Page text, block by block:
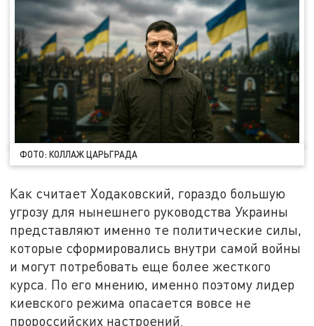
ФОТО: КОЛЛАЖ ЦАРЬГРАДА
Как считает Ходаковский, гораздо большую
угрозу для нынешнего руководства Украины
представляют именно те политические силы,
которые сформировались внутри самой войны
и могут потребовать еще более жесткого
курса. По его мнению, именно поэтому лидер
киевского режима опасается вовсе не
пророссийских настроений.